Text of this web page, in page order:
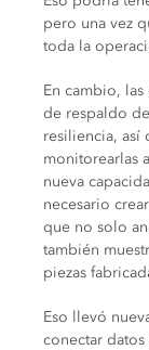
pero una vez
toda la
En cambio,
de respaldo
resiliencia, así
monitorearlas
nueva
necesario
que no solo
también
piezas
Eso llevó
conectar datos